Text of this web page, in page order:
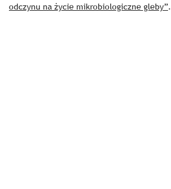
odczynu na życie mikrobiologiczne gleby”.